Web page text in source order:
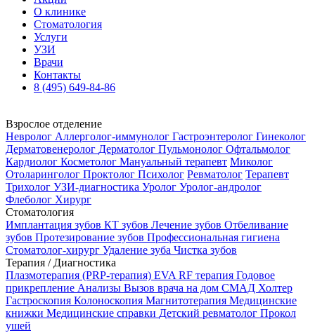
О клинике
Стоматология
Услуги
УЗИ
Врачи
Контакты
8 (495) 649-84-86
Взрослое отделение
Невролог Аллерголог-иммунолог Гастроэнтеролог Гинеколог
Дерматовенеролог Дерматолог Пульмонолог Офтальмолог
Кардиолог Косметолог Мануальный терапевт Миколог
Отоларинголог Проктолог Психолог Ревматолог Терапевт
Трихолог УЗИ-диагностика Уролог Уролог-андролог
Флеболог Хирург
Стоматология
Имплантация зубов КТ зубов Лечение зубов Отбеливание
зубов Протезирование зубов Профессиональная гигиена
Стоматолог-хирург Удаление зуба Чистка зубов
Терапия / Диагностика
Плазмотерапия (PRP-терапия) EVA RF терапия Годовое
прикрепление Анализы Вызов врача на дом СМАД Холтер
Гастроскопия Колоноскопия Магнитотерапия Медицинские
книжки Медицинские справки Детский ревматолог Прокол
ушей